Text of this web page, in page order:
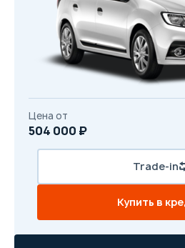
Привольная
Цена от
504 000 ₽
Trade-in
Купить в